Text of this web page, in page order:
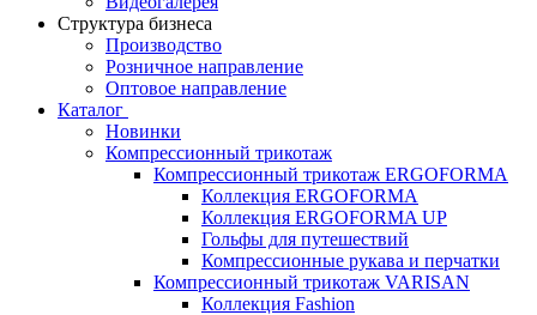
Структура бизнеса
Производство
Розничное направление
Оптовое направление
Каталог
Новинки
Компрессионный трикотаж
Компрессионный трикотаж ERGOFORMA
Коллекция ERGOFORMA
Коллекция ERGOFORMA UP
Гольфы для путешествий
Компрессионные рукава и перчатки
Компрессионный трикотаж VARISAN
Коллекция Fashion